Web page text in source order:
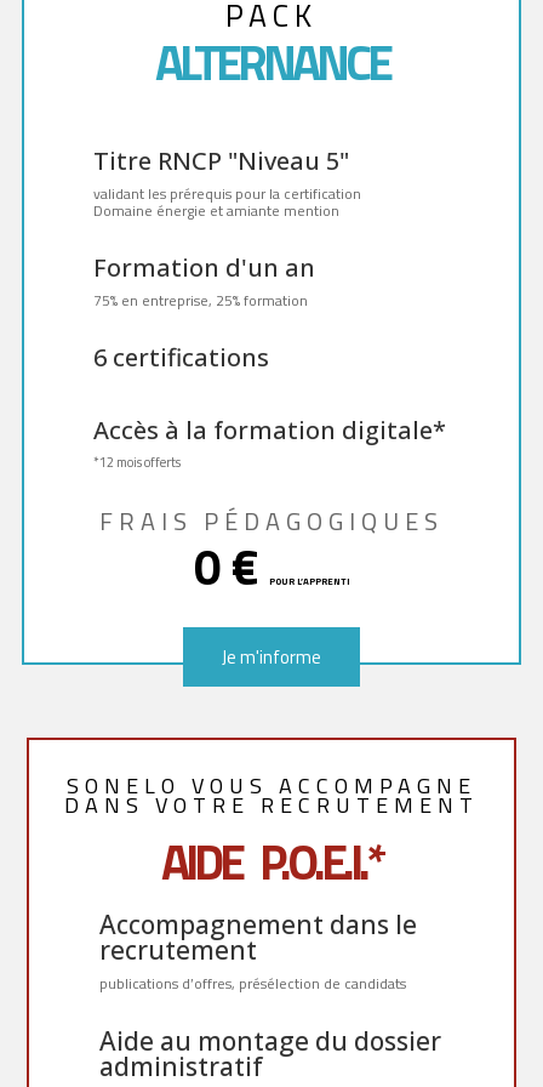
PACK
ALTERNANCE
Titre RNCP "Niveau 5"
validant les prérequis pour la certification
Domaine énergie et amiante mention
Formation d'un an
75% en entreprise, 25% formation
6 certifications
Accès à la formation digitale*
*12 mois offerts
FRAIS PÉDAGOGIQUES
Je m'informe
0 € POUR L’APPRENTI
Je m'informe
SONELO VOUS ACCOMPAGNE
DANS VOTRE RECRUTEMENT
AIDE P.O.E.I.*
Accompagnement dans le
recrutement
publications d’offres, présélection de candidats
Aide au montage du dossier
administratif